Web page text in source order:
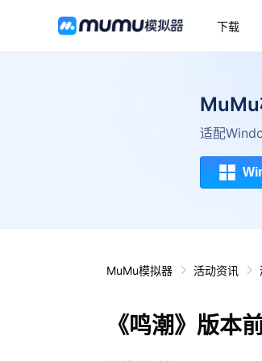
下载
MuMu
适配
MuMu模拟器 活动资讯
《鸣潮》版本